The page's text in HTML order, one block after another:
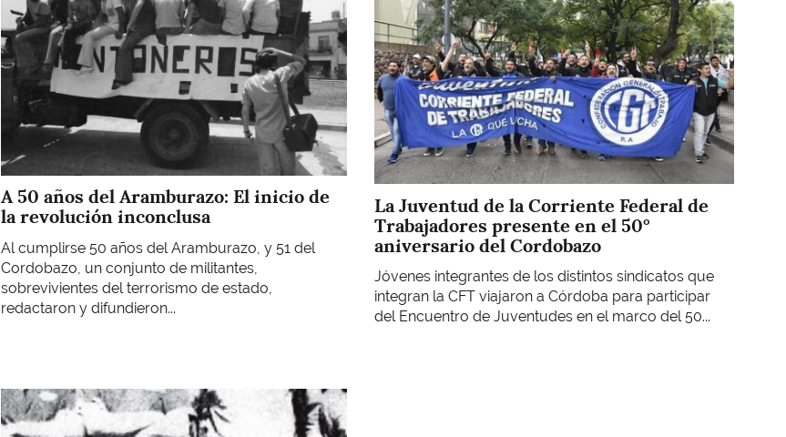
A 50 años del Aramburazo: El inicio de
la revolución inconclusa
Al cumplirse 50 años del Aramburazo, y 51 del
Cordobazo, un conjunto de militantes,
sobrevivientes del terrorismo de estado,
redactaron y difundieron...
La Juventud de la Corriente Federal de
Trabajadores presente en el 50°
aniversario del Cordobazo
Jóvenes integrantes de los distintos sindicatos que
integran la CFT viajaron a Córdoba para participar
del Encuentro de Juventudes en el marco del 50...
Imagen